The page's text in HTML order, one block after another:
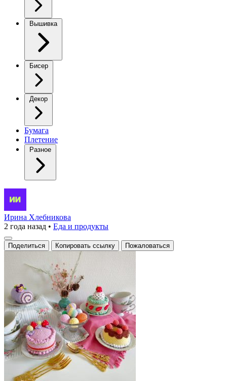
Вышивка
Бисер
Декор
Бумага
Плетение
Разное
Вязаный
десертный
рай:
сладости,
растаяли
Ирина Хлебникова
2 года назад • Еда и продукты
Поделиться Копировать ссылку Пожаловаться